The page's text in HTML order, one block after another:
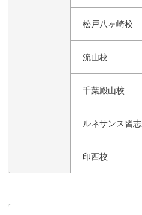
松戸八ヶ崎校
流山校
千葉殿山校
ルネサンス習
印西校